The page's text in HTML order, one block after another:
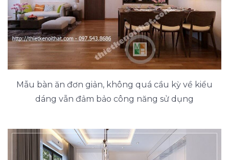
Mẫu bàn ăn đơn giản, không quá cầu kỳ về kiểu
dáng vẫn đảm bảo công năng sử dụng